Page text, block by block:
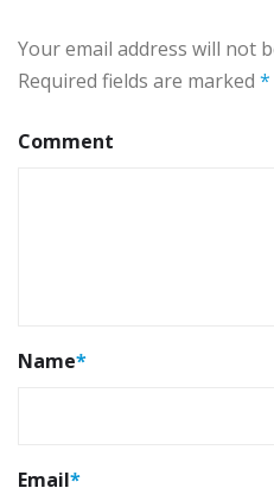
Your email address will not
Required fields are marked *
Comment
Name*
Email*